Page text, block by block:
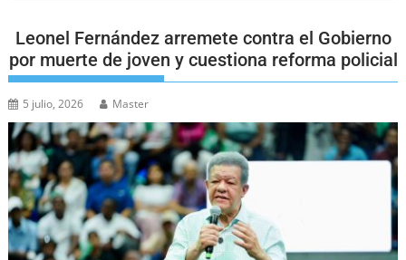
Leonel Fernández arremete contra el Gobierno
por muerte de joven y cuestiona reforma policial
5 julio, 2026 Master